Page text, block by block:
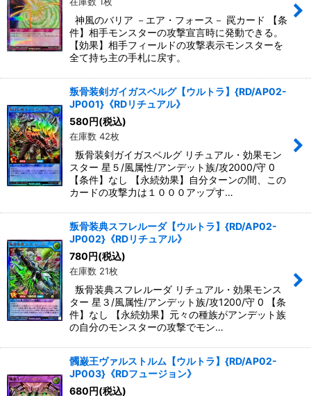
神風のバリア －エア・フォース－ 罠カード 【条
件】相手モンスターの攻撃宣言時に発動できる。
【効果】相手フィールドの攻撃表示モンスターを
全て持ち主の手札に戻す。
叛骨装剣ガイガスベルグ【ウルトラ】{RD/AP02-
JP001}《RDリチュアル》
580円(税込)
在庫数 42枚
叛骨装剣ガイガスベルグ リチュアル・効果モン
スター 星５/風属性/アンデット族/攻2000/守 0
【条件】なし 【永続効果】自分ターンの間、この
カードの攻撃力は１０００アップす…
叛骨装典スフレルーダ【ウルトラ】{RD/AP02-
JP002}《RDリチュアル》
780円(税込)
在庫数 21枚
叛骨装典スフレルーダ リチュアル・効果モンス
ター 星３/風属性/アンデット族/攻1200/守 0 【条
件】なし 【永続効果】元々の種族がアンデット族
の自分のモンスターの攻撃でモン…
髑巌王ヴァルストルム【ウルトラ】{RD/AP02-
JP003}《RDフュージョン》
680円(税込)